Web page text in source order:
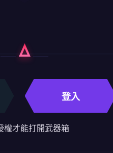
登入
權才能打開武器箱